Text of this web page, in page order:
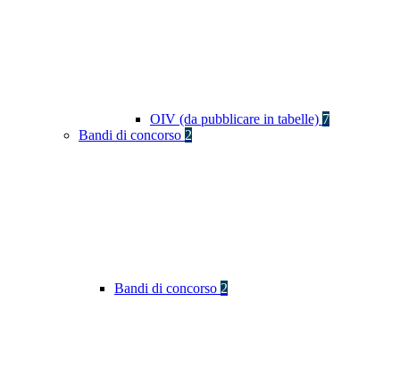
OIV (da pubblicare in tabelle) 7
Bandi di concorso 2
Bandi di concorso 2